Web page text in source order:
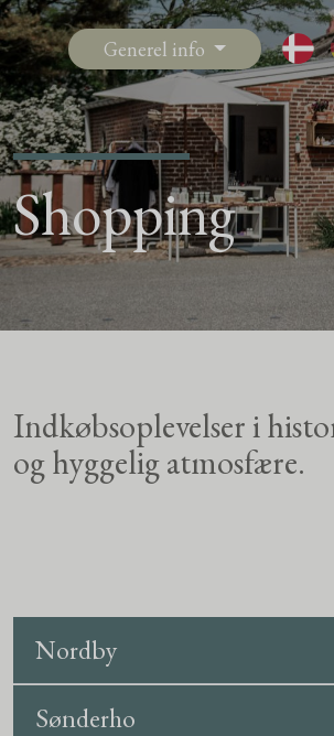
Generel info
Shopping
Indkøbsoplevelser i
og hyggelig atmosfære.
Nordby
Sønderho